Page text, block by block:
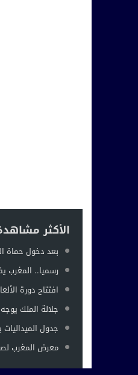
الأكثر
بعد دخول حماة
رسميا.. المغرب
افتتاح دورة
جلالة الملك
جدول
معرض المغرب لصناعة